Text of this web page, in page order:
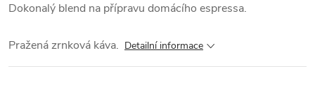
Dokonalý blend na přípravu domácího espressa.
Pražená zrnková káva. Detailní informace